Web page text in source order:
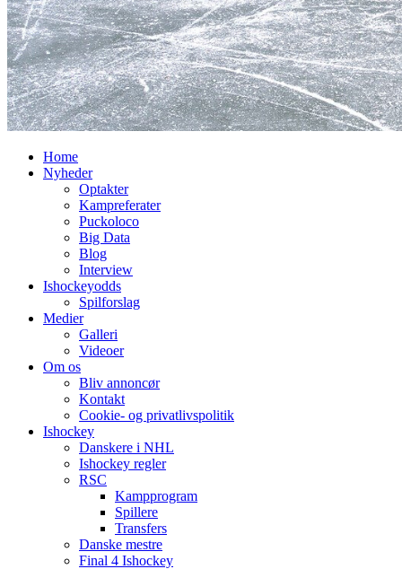
Home
Nyheder
Optakter
Kampreferater
Puckoloco
Big Data
Blog
Interview
Ishockeyodds
Spilforslag
Medier
Galleri
Videoer
Om os
Bliv annoncør
Kontakt
Cookie- og privatlivspolitik
Ishockey
Danskere i NHL
Ishockey regler
RSC
Kampprogram
Spillere
Transfers
Danske mestre
Final 4 Ishockey